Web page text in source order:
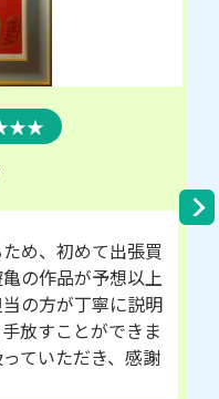
め、初めて出張買
の作品が予想以上
の方が丁寧に説明
放すことができま
ていただき、感謝